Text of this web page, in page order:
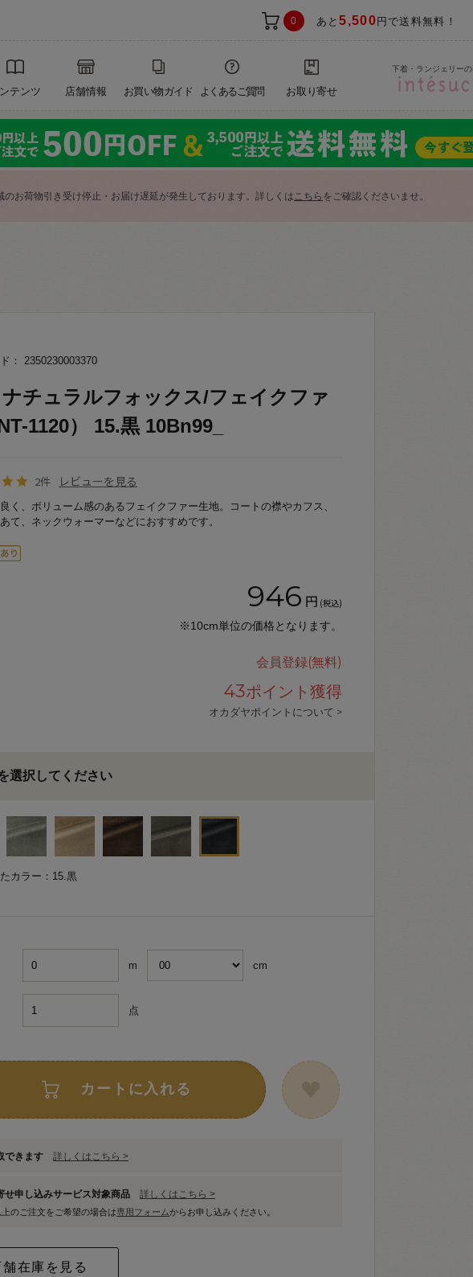
0 あと5,500 円で送料無料！
テンツ 店舗情報 お買い物ガイド よくあるご質問 お取り寄せ
下着・ランジェリー
のお荷物引き受け停止・お届け遅延が発生しております。詳しくはこちら をご確認くださいませ。
： 2350230003370
チュラルフォックス/フェイクファ
1120） 15.黒 10Bn99_
2件 レビューを見る
く、ボリューム感のあるフェイクファー生地。コートの襟やカフス、
て、ネックウォーマーなどにおすすめです。
946 円 (税込)
※10cm単位の価格となります。
会員登録(無料)
43ポイント獲得
オカダヤポイントについて >
選択してください
カラー：15.黒
m cm
点
カートに入れる
できます 詳しくはこちら >
せ申し込みサービス対象商品 詳しくはこちら >
のご注文をご希望の場合は専用フォームからお申し込みください。